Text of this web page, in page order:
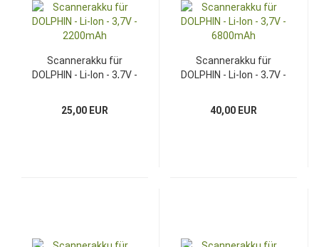
Scannerakku für
DOLPHIN - Li-Ion - 3,7V -
25,00 EUR
Scannerakku für
DOLPHIN - Li-Ion - 3,7V -
40,00 EUR